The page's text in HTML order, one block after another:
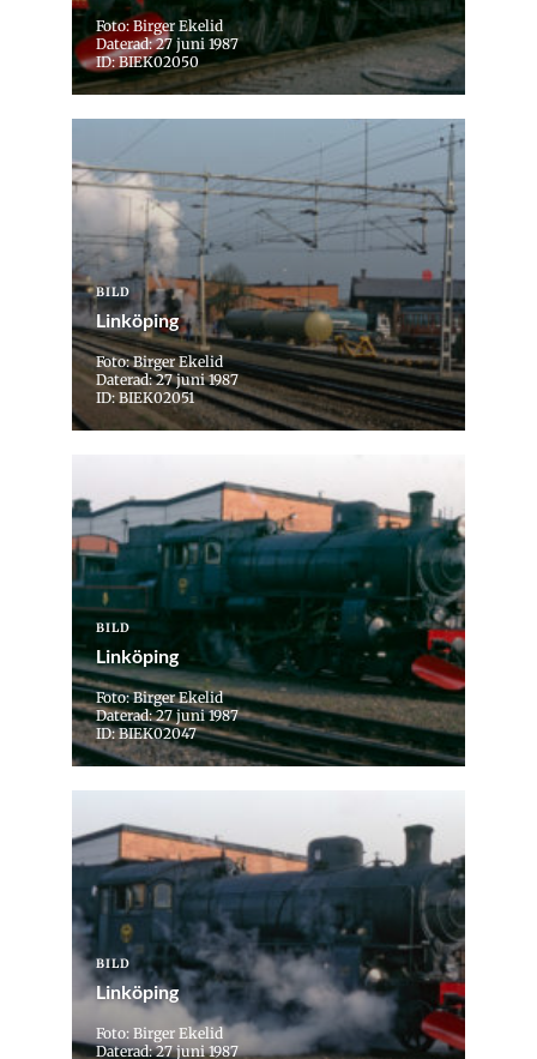
Foto: Birger Ekelid
Daterad: 27 juni 1987
ID: BIEK02050
BILD
Linköping
Foto: Birger Ekelid
Daterad: 27 juni 1987
ID: BIEK02051
BILD
Linköping
Foto: Birger Ekelid
Daterad: 27 juni 1987
ID: BIEK02047
BILD
Linköping
Foto: Birger Ekelid
Daterad: 27 juni 1987